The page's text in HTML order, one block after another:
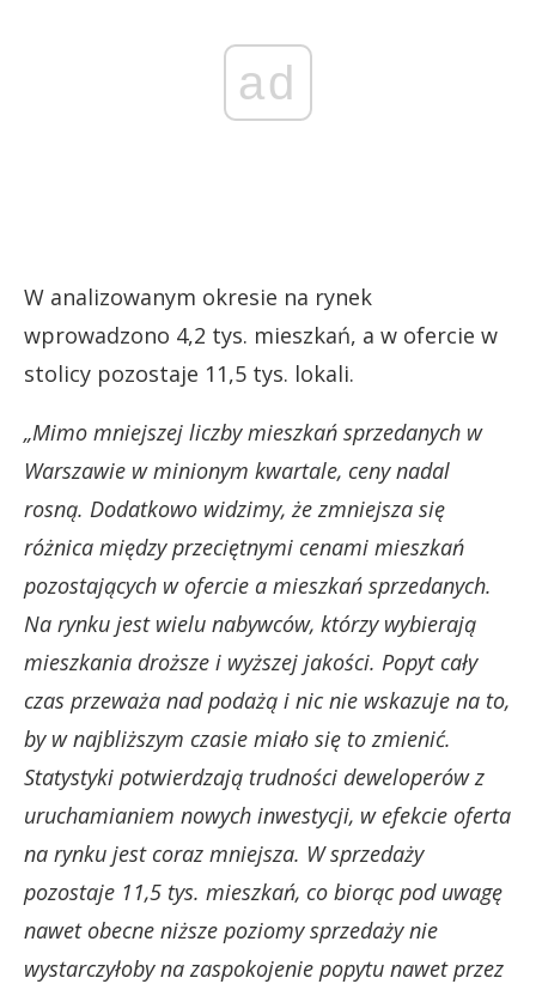
ad
W analizowanym okresie na rynek
wprowadzono 4,2 tys. mieszkań, a w ofercie w
stolicy pozostaje 11,5 tys. lokali.
„Mimo mniejszej liczby mieszkań sprzedanych w
Warszawie w minionym kwartale, ceny nadal
rosną. Dodatkowo widzimy, że zmniejsza się
różnica między przeciętnymi cenami mieszkań
pozostających w ofercie a mieszkań sprzedanych.
Na rynku jest wielu nabywców, którzy wybierają
mieszkania droższe i wyższej jakości. Popyt cały
czas przeważa nad podażą i nic nie wskazuje na to,
by w najbliższym czasie miało się to zmienić.
Statystyki potwierdzają trudności deweloperów z
uruchamianiem nowych inwestycji, w efekcie oferta
na rynku jest coraz mniejsza. W sprzedaży
pozostaje 11,5 tys. mieszkań, co biorąc pod uwagę
nawet obecne niższe poziomy sprzedaży nie
wystarczyłoby na zaspokojenie popytu nawet przez